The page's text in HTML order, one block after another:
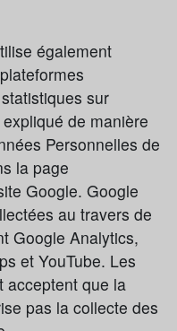
également
sur
de manière
Personnelles de
la page
Google. Google
au travers de
Google Analytics,
et YouTube. Les
acceptent que la
pas la collecte des